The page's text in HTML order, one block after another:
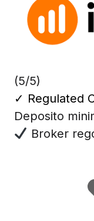
(5/5)
✓ Regulated
Deposito
Broker